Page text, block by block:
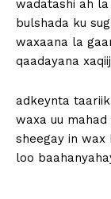
wadatashi ah
bulshada ku
waxaana la
qaadayana
adkeynta
waxa uu mahad
sheegay in wax
loo